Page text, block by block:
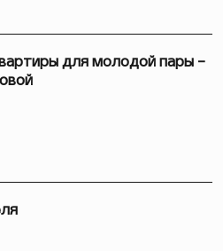
для молодой пары –